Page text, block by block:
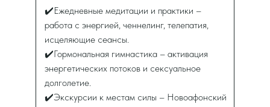
✔️Ежедневные медитации и практики –
работа с энергией, ченнелинг, телепатия,
исцеляющие сеансы.
✔️Гормональная гимнастика – активация
энергетических потоков и сексуальное
долголетие.
✔️Экскурсии к местам силы – Новоафонский